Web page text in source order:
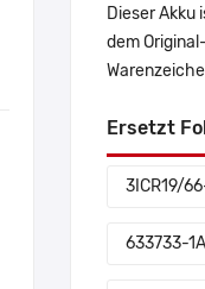
Dieser Akku
dem
Ersetzt
3ICR19/
633733-